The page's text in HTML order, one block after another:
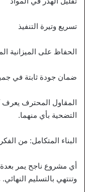
تسريع وتيرة التنفيذ
الحفاظ على الميزانية
ضمان جودة ثابتة في
المقاول المحترف يعرف
التضحية بأي منهما.
البناء المتكامل: من
أي مشروع ناجح يمر بعدة
وتنتهي بالتسليم